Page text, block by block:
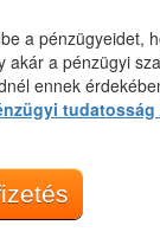
a pénzügyeidet,
akár a pénzügyi
ennek